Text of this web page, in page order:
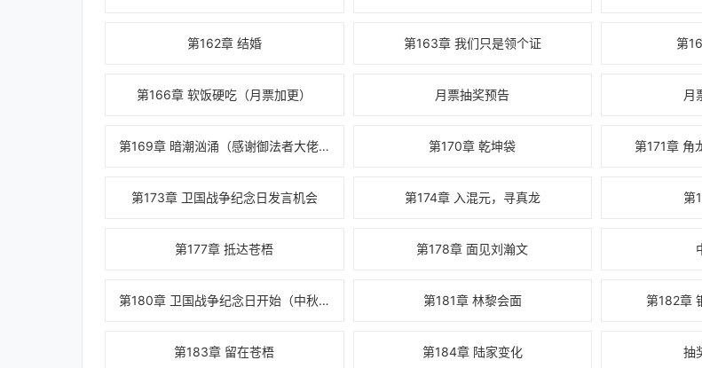
第162章 结婚 第163章 我们只是领个证 第
第166章 软饭硬吃（月票加更） 月票抽奖预告 月
第169章 暗潮汹涌（感谢御法者大佬的白银盟 第170章 乾坤袋 第171章 角
第173章 卫国战争纪念日发言机会 第174章 入混元，寻真龙 第
第177章 抵达苍梧 第178章 面见刘瀚文
第180章 卫国战争纪念日开始（中秋加更求月 第181章 林黎会面 第182章
第183章 留在苍梧 第184章 陆家变化 抽